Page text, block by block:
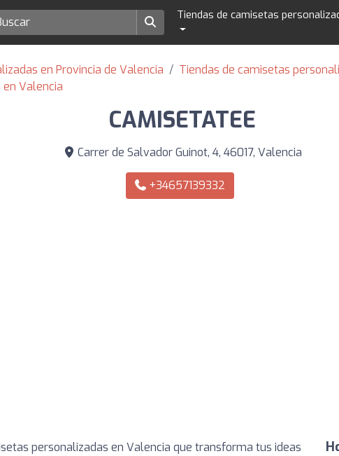
Tiendas de camisetas
en Provincia de Valencia
Tiendas de camisetas
Valencia
CAMISETATEE
Carrer de Salvador Guinot, 4, 46017, Valencia
+34657139332
personalizadas en Valencia que transforma tus ideas